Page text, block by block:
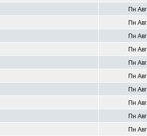
Пн
Пн
Пн
Пн
Пн
Пн
Пн
Пн
Пн
Пн